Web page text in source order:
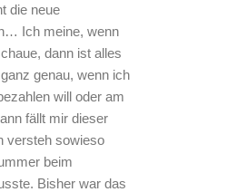
die neue
Ich meine, wenn
dann ist alles
genau, wenn ich
will oder am
fällt mir dieser
versteh sowieso
beim
Bisher war das